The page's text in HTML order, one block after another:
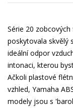
Série 20
poskytovala skvělý
ideální odpor
intonaci, kterou
Ačkoli plastové
vzhled, Yamaha
modely jsou s